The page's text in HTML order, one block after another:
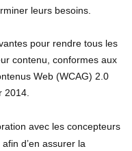
leurs besoins.
pour rendre tous les
contenu, conformes aux
Web (WCAG) 2.0
2014.
avec les concepteurs
d’en assurer la